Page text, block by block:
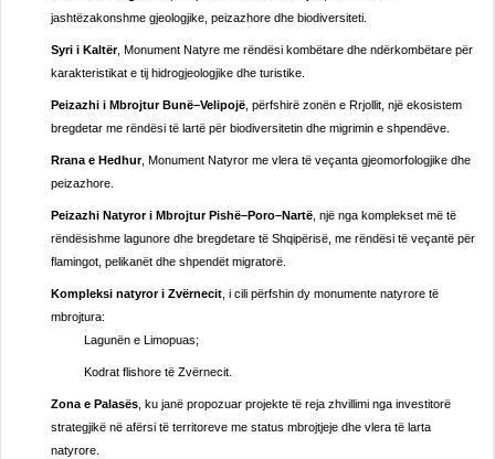
jashtëzakonshme gjeologjike, peizazhore dhe biodiversiteti.
Syri i Kaltër, Monument Natyre me rëndësi kombëtare dhe ndërkombëtare për
karakteristikat e tij hidrogjeologjike dhe turistike.
Peizazhi i Mbrojtur Bunë–Velipojë , përfshirë zonën e Rrjollit, një ekosistem
bregdetar me rëndësi të lartë për biodiversitetin dhe migrimin e shpendëve.
Rrana e Hedhur, Monument Natyror me vlera të veçanta gjeomorfologjike dhe
peizazhore.
Peizazhi Natyror i Mbrojtur Pishë–Poro–Nartë , një nga komplekset më të
rëndësishme lagunore dhe bregdetare të Shqipërisë, me rëndësi të veçantë për
flamingot, pelikanët dhe shpendët migratorë.
Kompleksi natyror i Zvërnecit , i cili përfshin dy monumente natyrore të
mbrojtura:
Lagunën e Limopuas;
Kodrat flishore të Zvërnecit.
Zona e Palasës , ku janë propozuar projekte të reja zhvillimi nga investitorë
strategjikë në afërsi të territoreve me status mbrojtjeje dhe vlera të larta
natyrore.